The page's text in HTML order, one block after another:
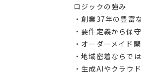
ロジックの強み
・創業37年の豊富
・要件定義から保
・オーダーメイド
・地域密着ならで
・生成AIやクラウ